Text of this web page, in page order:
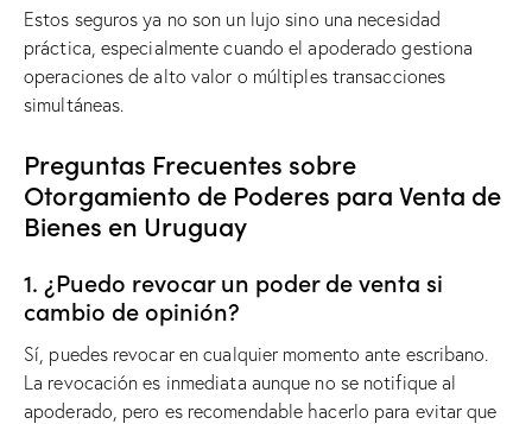
Estos seguros ya no son un lujo sino una necesidad
práctica, especialmente cuando el apoderado gestiona
operaciones de alto valor o múltiples transacciones
simultáneas.
Preguntas Frecuentes sobre
Otorgamiento de Poderes para Venta de
Bienes en Uruguay
1. ¿Puedo revocar un poder de venta si
cambio de opinión?
Sí, puedes revocar en cualquier momento ante escribano.
La revocación es inmediata aunque no se notifique al
apoderado, pero es recomendable hacerlo para evitar que